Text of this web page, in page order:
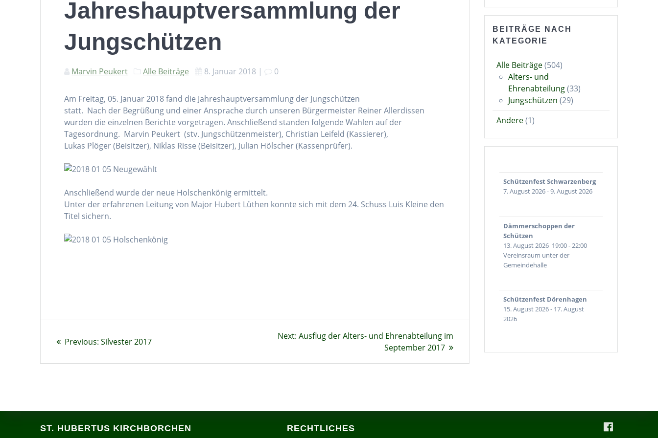
Jahreshauptversammlung der
Jungschützen
Marvin Peukert Alle Beiträge 8. Januar 2018 | 0
Am Freitag, 05. Januar 2018 fand die Jahreshauptversammlung der Jungschützen
statt. Nach der Begrüßung und einer Ansprache durch unseren Bürgermeister Reiner Allerdissen
wurden die einzelnen Berichte vorgetragen. Anschließend standen folgende Wahlen auf der
Tagesordnung. Marvin Peukert (stv. Jungschützenmeister), Christian Leifeld (Kassierer),
Lukas Plöger (Beisitzer), Niklas Risse (Beisitzer), Julian Hölscher (Kassenprüfer).
Anschließend wurde der neue Holschenkönig ermittelt.
Unter der erfahrenen Leitung von Major Hubert Lüthen konnte sich mit dem 24. Schuss Luis Kleine den
Titel sichern.
Previous: Previous
Silvester 2017
Next: Next
Ausflug der Alters- und Ehrenabteilung im
September 2017
BEITRÄGE NACH
KATEGORIE
Alle Beiträge(504)
Alters- und
Ehrenabteilung(33)
Jungschützen (29)
Andere(1)
Schützenfest Schwarzenberg
7. August 2026-9. August 2026
Dämmerschoppen der
Schützen
13. August 2026 19:00-22:00
Vereinsraum unter der
Gemeindehalle
Schützenfest Dörenhagen
15. August 2026- 17. August
2026
ST. HUBERTUS KIRCHBORCHEN RECHTLICHES